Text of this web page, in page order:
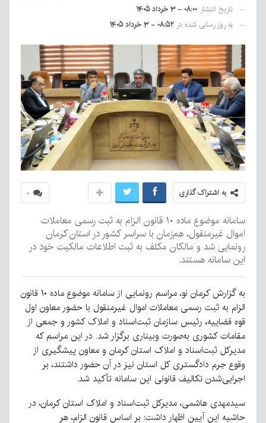
تاریخ انتشار ۰۸:۰۰ - ۳ خرداد ۱۴۰۵
به روز رسانی شده در ۰۸:۵۲ - ۳ خرداد ۱۴۰۵
۰ به اشتراک گذاری
سامانه موضوع ماده ۱۰ قانون الزام به ثبت رسمی معاملات
اموال غیرمنقول، هم‌زمان با سراسر کشور در استان کرمان
رونمایی شد و مالکان مکلف به ثبت اطلاعات مالکیت خود در
این سامانه هستند.
به گزارش کرمان نو، مراسم رونمایی از سامانه موضوع ماده ۱۰ قانون
الزام به ثبت رسمی معاملات اموال غیرمنقول با حضور معاون اول
قوه قضاییه، رئیس سازمان ثبت‌اسناد و املاک کشور و جمعی از
مقامات کشوری به‌صورت وبیناری برگزار شد. در این مراسم که
مدیرکل ثبت‌اسناد و املاک استان کرمان و معاون پیشگیری از
وقوع جرم دادگستری کل استان نیز در آن حضور داشتند، بر
اجرایی‌شدن تکالیف قانونی این سامانه تأکید شد.
سیدمهدی هاشمی، مدیرکل ثبت‌اسناد و املاک استان کرمان، در
حاشیه این آیین اظهار داشت: بر اساس قانون الزام، هر